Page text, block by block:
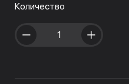
Количество